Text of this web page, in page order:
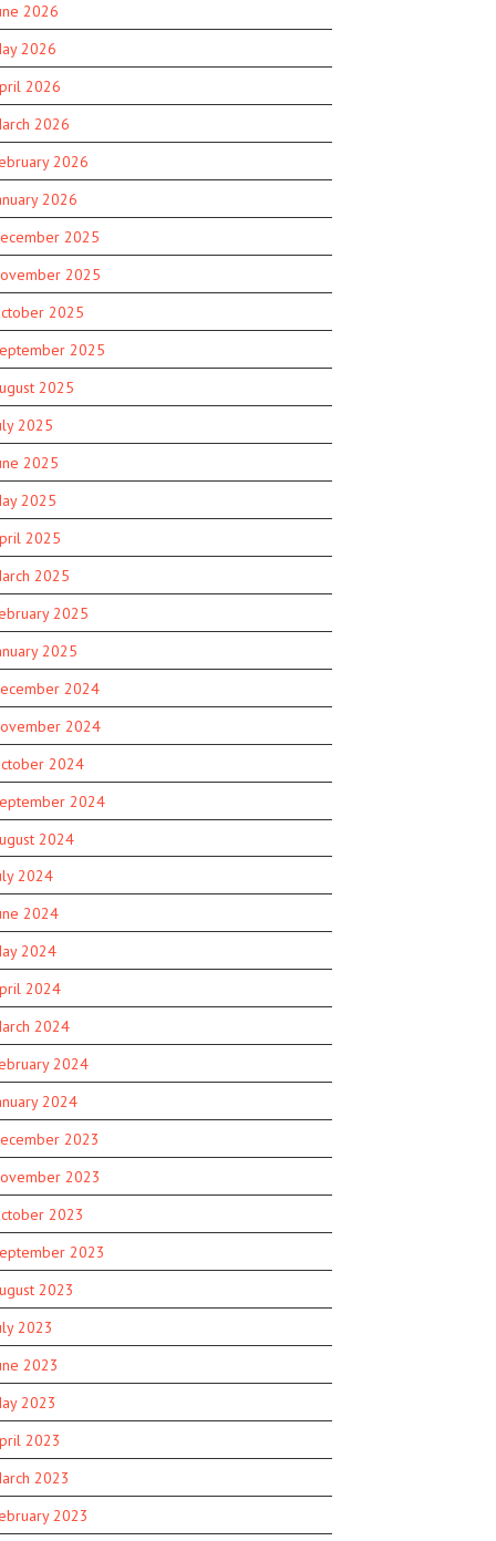
2026
2026
2026
2026
2026
2026
2025
2025
2025
2025
2025
2025
2025
2025
2025
2025
2025
2025
2024
2024
2024
2024
2024
2024
2024
2024
2024
2024
2024
2024
2023
2023
2023
2023
2023
2023
2023
2023
2023
2023
2023